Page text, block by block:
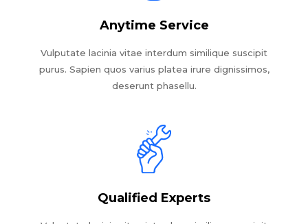
Anytime Service
Vulputate lacinia vitae interdum similique suscipit
purus. Sapien quos varius platea irure dignissimos,
deserunt phasellu.
Qualified Experts